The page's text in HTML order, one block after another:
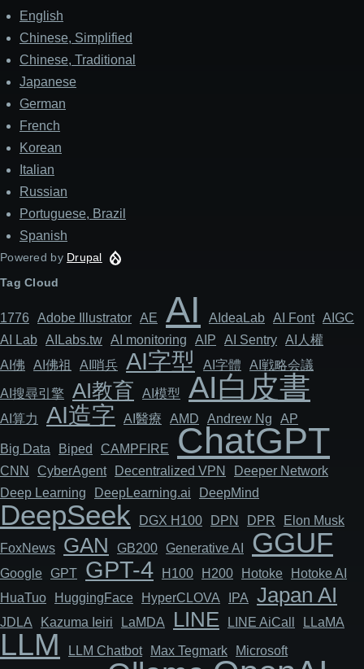
English
Chinese, Simplified
Chinese, Traditional
Japanese
German
French
Korean
Italian
Russian
Portuguese, Brazil
Spanish
Powered by Drupal
Tag Cloud
1776 Adob​​e Illustrator AE AI AIdeaLab AI Font AIGC
AI Lab AILabs.tw AI monitoring AIP AI Sentry AI人權
AI佛
AI佛祖 AI哨兵 AI字型 AI字體 AI戦略会議
AI搜尋引擎 AI教育 AI模型 AI白皮書
AI算力 AI造字 AI醫療 AMD Andrew Ng AP
Big Data Biped CAMPFIRE ChatGPT
CNN Cyber​​Agent Decentralized VPN
Deeper Network
Deep Learning
DeepLearning.ai DeepMind
DeepSeek DGX H100 DPN DPR
Elon Musk
FoxNews
GAN GB200 Generative AI GGUF
Google GPT GPT-4 H100 H200 Hotoke
Hotoke AI
HuaTuo
HuggingFace HyperCLOVA IPA Japan AI
JDLA Kazuma Ieiri LaMDA LINE LINE AiCall LLaMA
LLM LLM Chatbot Max Tegmark Microsoft